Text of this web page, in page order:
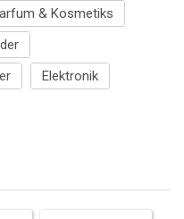
& Kosmetiks
Elektronik